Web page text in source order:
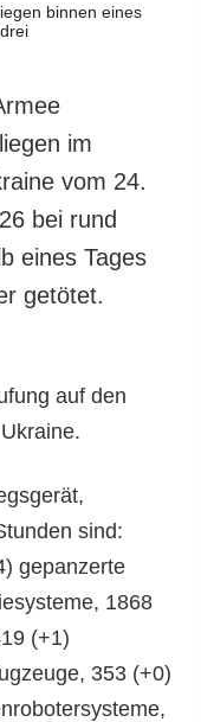
im
vom 24.
bei rund
eines Tages
getötet.
auf den
sind:
gepanzerte
1868
(+1)
353 (+0)